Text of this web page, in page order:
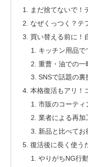
まだ捨てないで！
なぜくっつく？テ
買い替える前に！
キッチン用品
重曹・油での一
SNSで話題の裏
本格復活もアリ！
市販のコーティ
業者による再加
新品と比べてお
復活後に長く使う
やりがちNG行